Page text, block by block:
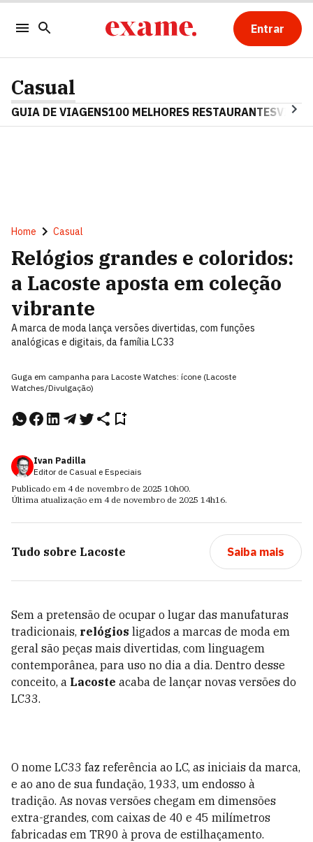
Entrar
Casual
GUIA DE VIAGENS100 MELHORES RESTAURANTES
Home Casual
Relógios grandes e coloridos:
a Lacoste aposta em coleção
vibrante
A marca de moda lança versões divertidas, com funções
analógicas e digitais, da família LC33
Guga em campanha para Lacoste Watches: ícone (Lacoste
Watches/Divulgação)
Ivan Padilla
Editor de Casual e Especiais
Publicado em 4 de novembro de 2025 10h00.
Última atualização em 4 de novembro de 2025 14h16.
Tudo sobre Lacoste Saiba mais
Sem a pretensão de ocupar o lugar das manufaturas
tradicionais, relógios ligados a marcas de moda em
geral são peças mais divertidas, com linguagem
contemporânea, para uso no dia a dia. Dentro desse
conceito, a Lacoste acaba de lançar novas versões do
LC33.
O nome LC33 faz referência ao LC, as iniciais da marca,
e ao ano de sua fundação, 1933, um endosso à
tradição. As novas versões chegam em dimensões
extra-grandes, com caixas de 40 e 45 milímetros
fabricadas em TR90 à prova de estilhaçamento.